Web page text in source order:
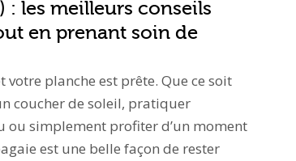
: les meilleurs conseils
en prenant soin de
votre planche est prête. Que ce soit
coucher de soleil, pratiquer
ou simplement profiter d’un moment
est une belle façon de rester